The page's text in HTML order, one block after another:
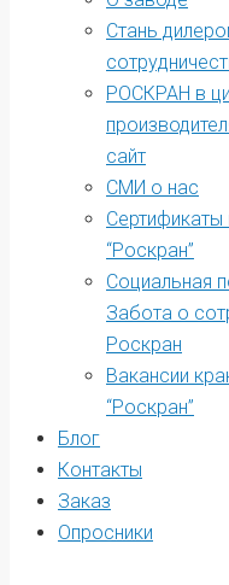
Стань
РОСКРАН в
сайт
СМИ о нас
Сертификаты
“Роскран”
Социальная
Забота о
Роскран
Вакансии
“Роскран”
Блог
Контакты
Заказ
Опросники